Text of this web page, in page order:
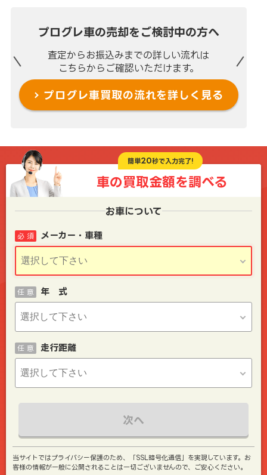
プログレ車の売却を ご検討中の方へ
査定からお振込みまでの詳しい流れは
こちらからご確認いただけます。
プログレ車買取の流れを詳しく見る
簡単20秒で入力完了!
車の買取金額を調べる
お車について
メーカー・車種
必 須
年 式
任 意
走行距離
任 意
次へ
当サイトではプライバシー保護のため、「SSL暗号化通信」を実現しています。お
客様の情報が一般に公開されることは一切ございませんので、ご安心ください。